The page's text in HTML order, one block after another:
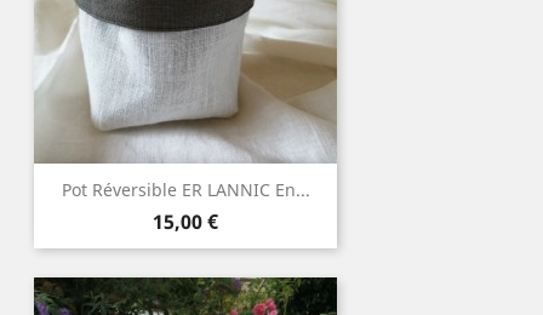
Pot Réversible ER LANNIC En...
Prix
15,00 €